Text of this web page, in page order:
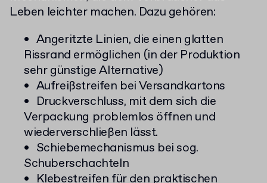
Leben leichter machen. Dazu gehören:
Angeritzte Linien, die einen glatten
Rissrand ermöglichen (in der Produktion
sehr günstige Alternative)
Aufreißstreifen bei Versandkartons
Druckverschluss, mit dem sich die
Verpackung problemlos öffnen und
wiederverschließen lässt.
Schiebemechanismus bei sog.
Schuberschachteln
Klebestreifen für den praktischen